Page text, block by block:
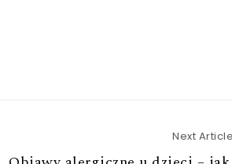
Next Article